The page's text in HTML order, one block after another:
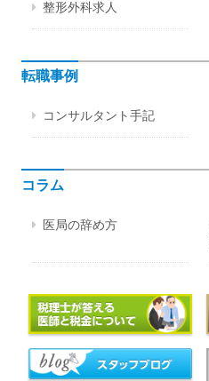
整形外科求人
転職事例
コンサルタント手記
コラム
医局の辞め方